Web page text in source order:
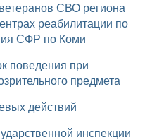
реабилитации по
СФР по Коми
предмета
действий